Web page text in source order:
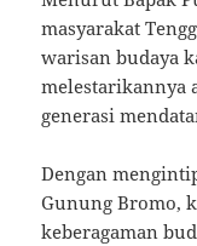
masyarakat
warisan budaya
melestarikannya
generasi
Dengan
Gunung Bromo,
keberagaman